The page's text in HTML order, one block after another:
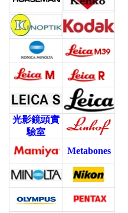
光影鏡頭實
驗室
Metabones